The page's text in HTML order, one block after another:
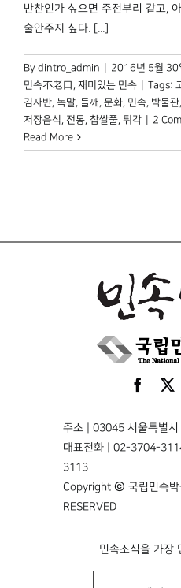
반찬인가 싶으면 주전부리 같고,
술안주지 싶다. [...]
By dintro_admin 2016년 5월 30
민속不老口 , 재미있는 민속 Tags:
김자반, 녹말, 들깨 , 문화, 민속, 박물관,
저장음식, 전통, 찹쌀풀, 튀각
2
Read More
주소 | 03045 서울특별
대표전화 | 02-3704-
3113
Copyright © 국립민속박
RESERVED
민속소식을 가장